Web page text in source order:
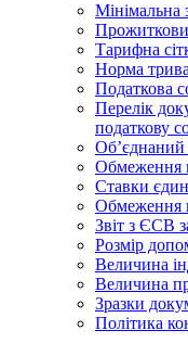
Мінімальна
Тарифна
Норма
Податкова
Перелік
податкову
Обмеження
Ставки
Обмеження
Звіт з ЄСВ
Розмір
Величина
Величина
Зразки
Політика